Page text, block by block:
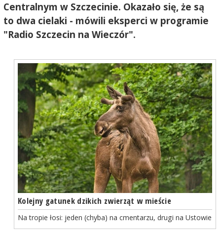
Centralnym w Szczecinie. Okazało się, że są
to dwa cielaki - mówili eksperci w programie
"Radio Szczecin na Wieczór".
Kolejny gatunek dzikich zwierząt w mieście
Na tropie łosi: jeden (chyba) na cmentarzu, drugi na Ustowie